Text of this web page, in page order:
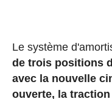
Le système
de trois positions
avec la nouvelle
ouverte, la